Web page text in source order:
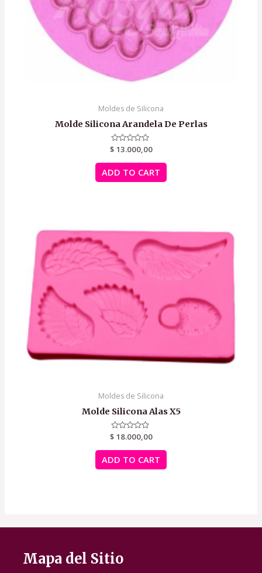
Moldes de Silicona
Molde Silicona Arandela De Perlas
Rated
out
of
5
$13.000,00
ADD TO CART
Moldes de Silicona
Molde Silicona Alas X5
Rated
out
of
5
$18.000,00
ADD TO CART
Mapa del Sitio